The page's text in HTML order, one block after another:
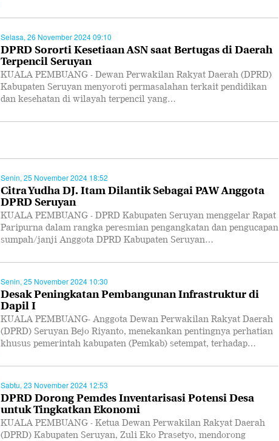
Selasa, 26 November 2024 09:10
DPRD Sororti Kesetiaan ASN saat Bertugas di Daerah
Terpencil Seruyan
KUALA PEMBUANG - Dewan Perwakilan Rakyat Daerah (DPRD)
Kabupaten Seruyan menyoroti permasalahan terkait pendidikan
dan kesehatan di wilayah terpencil yang…
Senin, 25 November 2024 18:52
Citra Yudha DJ. Itam Dilantik Sebagai PAW Anggota
DPRD Seruyan
KUALA PEMBUANG - DPRD Kabupaten Seruyan menggelar Rapat
Paripurna dalam rangka peresmian pengangkatan dan pengucapan
sumpah/janji Anggota DPRD Kabupaten Seruyan…
Senin, 25 November 2024 10:30
Desak Peningkatan Pembangunan Infrastruktur di
Dapil I
KUALA PEMBUANG- Anggota Dewan Perwakilan Rakyat Daerah
(DPRD) Seruyan Bejo Riyanto, menekankan pentingnya perhatian
khusus pemerintah kabupaten (Pemkab) setempat, terhadap…
Sabtu, 23 November 2024 12:53
DPRD Dorong Pemdes Inventarisasi Potensi Desa
untuk Tingkatkan Ekonomi
KUALA PEMBUANG - Ketua Dewan Perwakilan Rakyat Daerah
(DPRD) Kabupaten Seruyan, Zuli Eko Prasetyo, mendorong